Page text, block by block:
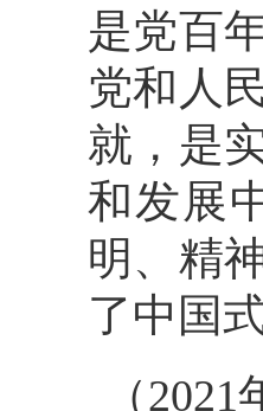
是党百
党和人
就，是
和发展
明、精
了中国
（2021